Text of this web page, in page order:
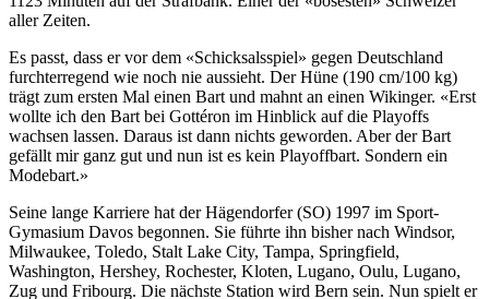
aller Zeiten.
Es passt, dass er vor dem «Schicksalsspiel» gegen Deutschland
furchterregend wie noch nie aussieht. Der Hüne (190 cm/100 kg)
trägt zum ersten Mal einen Bart und mahnt an einen Wikinger. «Erst
wollte ich den Bart bei Gottéron im Hinblick auf die Playoffs
wachsen lassen. Daraus ist dann nichts geworden. Aber der Bart
gefällt mir ganz gut und nun ist es kein Playoffbart. Sondern ein
Modebart.»
Seine lange Karriere hat der Hägendorfer (SO) 1997 im Sport-
Gymasium Davos begonnen. Sie führte ihn bisher nach Windsor,
Milwaukee, Toledo, Stalt Lake City, Tampa, Springfield,
Washington, Hershey, Rochester, Kloten, Lugano, Oulu, Lugano,
Zug und Fribourg. Die nächste Station wird Bern sein. Nun spielt er